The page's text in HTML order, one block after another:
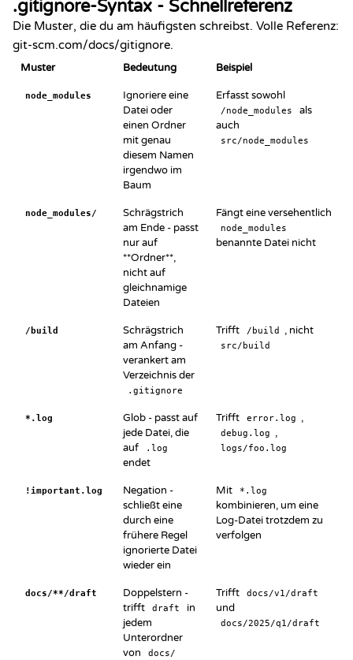
.gitignore-Syntax - Schnellreferenz
Die Muster, die du am häufigsten schreibst. Volle Referenz:
git-scm.com/docs/gitignore.
Muster Bedeutung Beispiel
node_modules
Ignoriere eine
Datei oder
einen Ordner
mit genau
diesem Namen
irgendwo im
Baum
Erfasst sowohl
/node_modules
als
auch
src/node_modules
node_modules/
Schrägstrich
am Ende - passt
nur auf
**Ordner**,
nicht auf
gleichnamige
Dateien
Fängt eine versehentlich
node_modules
benannte Datei nicht
/build
Schrägstrich
am Anfang -
verankert am
Verzeichnis der
.gitignore
Trifft /build , nicht
src/build
*.log
Glob - passt auf
jede Datei, die
auf
.log
endet
Trifft error.log ,
debug.log ,
logs/foo.log
!important.log
Negation -
schließt eine
durch eine
frühere Regel
ignorierte Datei
wieder ein
Mit *.log
kombinieren, um eine
Log-Datei trotzdem zu
verfolgen
docs/**/draft
Doppelstern -
trifft
draft
in
jedem
Unterordner
von
docs/
Trifft docs/v1/draft
und
docs/2025/q1/draft